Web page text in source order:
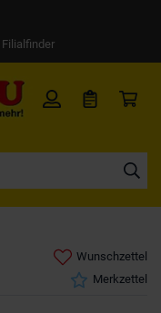
Filialfinder
Wunschzettel
Merkzettel